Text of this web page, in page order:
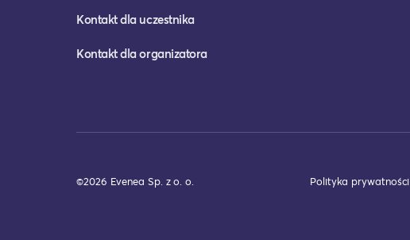
Kontakt dla uczestnika
Kontakt dla organizatora
©2026 Evenea Sp. z o. o. Polityka prywatności